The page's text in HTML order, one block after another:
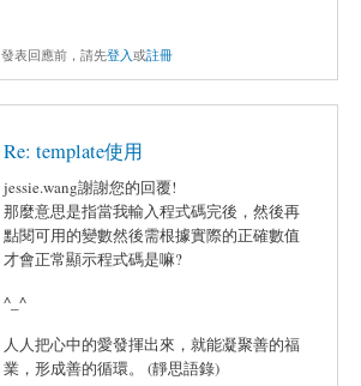
發表回應前，請先登入或註冊
Re: template使用
jessie.wang謝謝您的回覆!
那麼意思是指當我輸入程式碼完後，然後再
點閱可用的變數然後需根據實際的正確數值
才會正常顯示程式碼是嘛?
^_^
人人把心中的愛發揮出來，就能凝聚善的福
業，形成善的循環。 (靜思語錄)